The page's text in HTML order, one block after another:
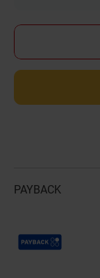
PAYBACK
Payback Punkte